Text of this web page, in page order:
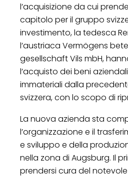
l’acquisizione da cui
capitolo per il gruppo
investimento, la tedesca
l’austriaca Vermögens
gesellschaft Vils mbH,
l’acquisto dei beni
immateriali dalla
svizzera, con lo scopo di
La nuova azienda sta
l’organizzazione e il
e sviluppo e della
nella zona di Augsburg. Il
prendersi cura del